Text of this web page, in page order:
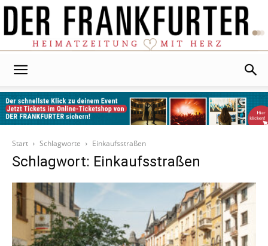
Start
Schlagworte Einkaufsstraßen
Schlagwort: Einkaufsstraßen